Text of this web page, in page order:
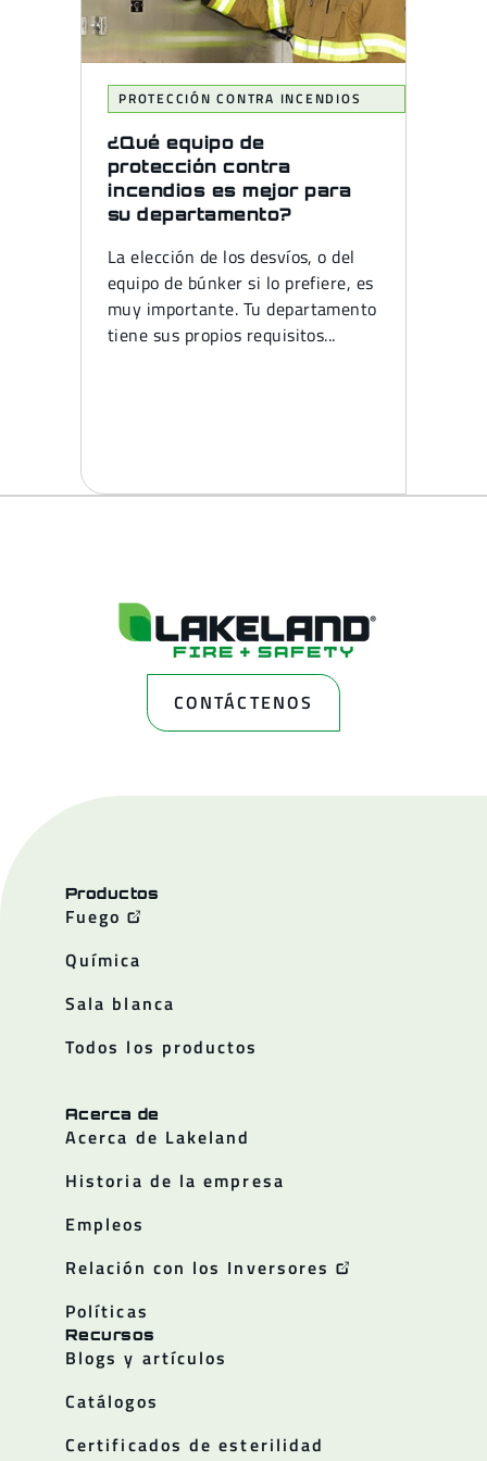
PROTECCIÓN CONTRA INCENDIOS
¿Qué equipo de
protección contra
incendios es mejor para
su departamento?
La elección de los desvíos, o del
equipo de búnker si lo prefiere, es
muy importante. Tu departamento
tiene sus propios requisitos...
CONTÁCTENOS
Productos
Fuego
Química
Sala blanca
Todos los productos
Acerca de
Acerca de Lakeland
Historia de la empresa
Empleos
Relación con los Inversores
Políticas
Recursos
Blogs y artículos
Catálogos
Certificados de esterilidad